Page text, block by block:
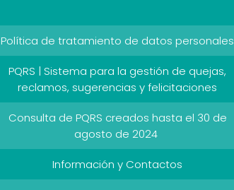
Política de tratamiento de datos personales
PQRS | Sistema para la gestión de quejas,
reclamos, sugerencias y felicitaciones
Consulta de PQRS creados hasta el 30 de
agosto de 2024
Información y Contactos